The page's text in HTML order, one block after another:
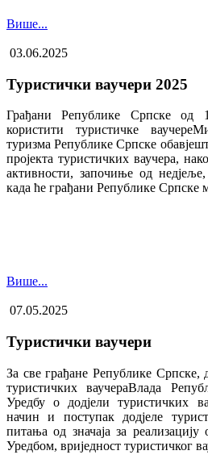
Више...
03.06.2025
Туристички ваучери 2025
Грађани Републике Српске од
користити туристичке
туризма Републике Српске
пројекта туристичких ваучера,
активности, започиње од
када ће грађани Републике Српске
Више...
07.05.2025
Туристички ваучери
За све грађане Републике Српске,
туристичких ваучера​Влада
Уредбу о додјели туристичких
начин и поступак додјеле
питања од значаја за реализацију
Уредбом, вриједност туристичког